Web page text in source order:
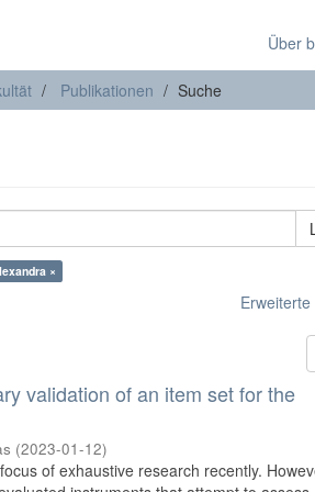
Über
Publikationen Suche
×
validation of an item set for the
(2023-01-12)
of exhaustive research recently.